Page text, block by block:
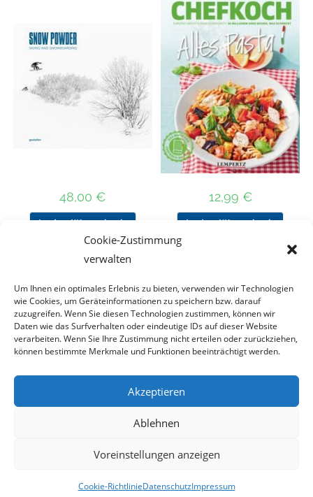
Cookie-Zustimmung
verwalten
Um Ihnen ein optimales Erlebnis zu bieten, verwenden wir Technologien
wie Cookies, um Geräteinformationen zu speichern bzw. darauf
zuzugreifen. Wenn Sie diesen Technologien zustimmen, können wir
Daten wie das Surfverhalten oder eindeutige IDs auf dieser Website
verarbeiten. Wenn Sie Ihre Zustimmung nicht erteilen oder zurückziehen,
können bestimmte Merkmale und Funktionen beeinträchtigt werden.
Akzeptieren
Ablehnen
Voreinstellungen anzeigen
Cookie-RichtlinieDatenschutzImpressum
48,00 €
In den Warenkorb
12,99 €
In den Warenkorb
Nach Preis filtern
Kategorie
auswählen
Datenschutz
Haftungsausschluss
Copyright 2023 - DT COLLECTION